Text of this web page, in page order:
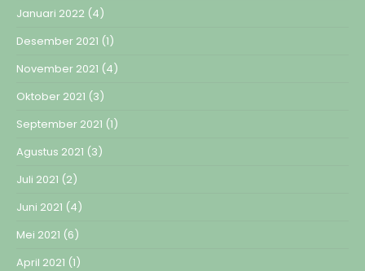
Januari 2022 (4)
Desember 2021 (1)
November 2021 (4)
Oktober 2021 (3)
September 2021 (1)
Agustus 2021 (3)
Juli 2021 (2)
Juni 2021 (4)
Mei 2021 (6)
April 2021 (1)